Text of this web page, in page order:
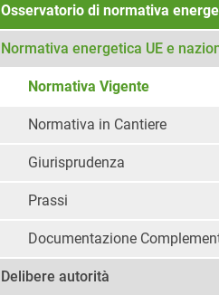
Osservatorio di normativa
Normativa energetica UE e
Normativa Vigente
Normativa in Cantiere
Giurisprudenza
Prassi
Documentazione
Delibere autorità